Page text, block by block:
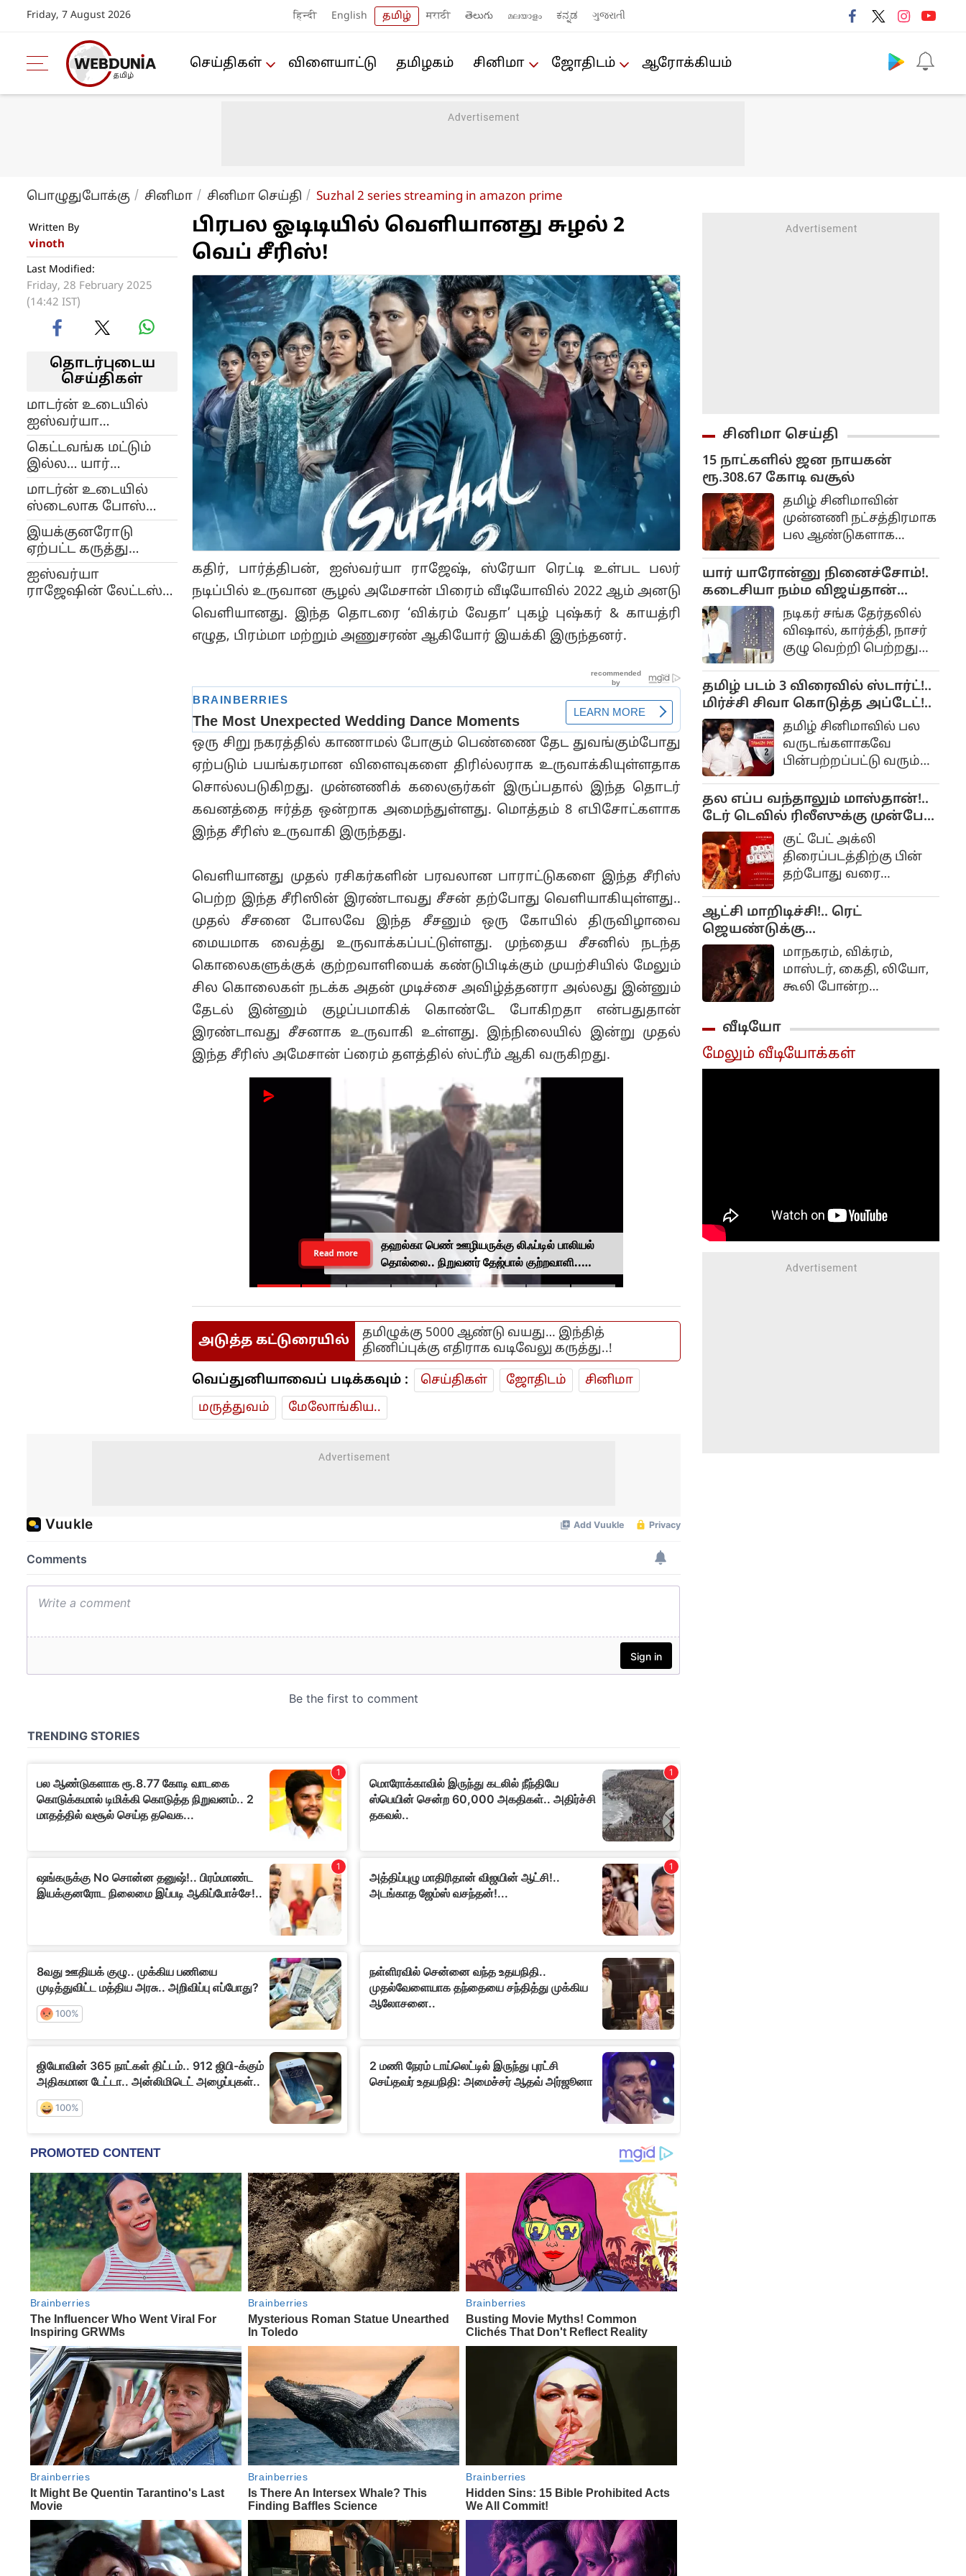
Friday, 7 August 2026 हिन्दी English தமிழ் मराठी తెలుగు മലയാളം ಕನ್ನಡ ગુજરાતી
செய்திகள் விளையா‌ட்டு த‌மிழக‌ம் சினிமா ஜோ‌திட‌ம் ஆரோக்கியம்
பொழுதுபோக்கு சினிமா சினிமா செய்தி Suzhal 2 series streaming in amazon prime
Written By
vinoth
Last Modified:
Friday, 28 February 2025
(14:42 IST)
தொடர்புடைய
செய்திகள்
மாடர்ன் உடையில்
ஐஸ்வர்யா
ராஜேஷின் அழகிய
புகைப்படங்கள்!
கெட்டவங்க மட்டும்
இல்ல… யார்
வேணும்னாலும்
கொல பண்ணலாம்…
எப்படி இருக்கிறது
சுழல் 2 டிரைலர்?
மாடர்ன் உடையில்
ஸ்டைலாக போஸ்
கொடுத்த ஐஸ்வர்யா
ராஜேஷ்!
இயக்குனரோடு
ஏற்பட்ட கருத்து
வேறுபாட்டால்
படத்தைக்
கைவிட்டாரா விஷ்ணு
ஐஸ்வர்யா
ராஜேஷின் லேட்டஸ்ட்
பிரபல ஓடிடியில் வெளியானது சுழல் 2
வெப் சீரிஸ்!
கதிர், பார்த்திபன், ஐஸ்வர்யா ராஜேஷ், ஸ்ரேயா ரெட்டி உள்பட பலர்
நடிப்பில் உருவான சூழல் அமேசான் பிரைம் வீடியோவில் 2022 ஆம் அனடு
வெளியானது. இந்த தொடரை ‘விக்ரம் வேதா’ புகழ் புஷ்கர் & காயத்ரி
எழுத, பிரம்மா மற்றும் அணுசரண் ஆகியோர் இயக்கி இருந்தனர்.
ஒரு சிறு நகரத்தில் காணாமல் போகும் பெண்ணை தேட துவங்கும்போது
ஏற்படும் பயங்கரமான விளைவுகளை திரில்லராக உருவாக்கியுள்ளதாக
சொல்லபடுகிறது. முன்னணிக் கலைஞர்கள் இருப்பதால் இந்த தொடர்
கவனத்தை ஈர்த்த ஒன்றாக அமைந்துள்ளது. மொத்தம் 8 எபிசோட்களாக
இந்த சீரிஸ் உருவாகி இருந்தது.
வெளியானது முதல் ரசிகர்களின் பரவலான பாராட்டுகளை இந்த சீரிஸ்
பெற்ற இந்த சீரிஸின் இரண்டாவது சீசன் தற்போது வெளியாகியுள்ளது..
முதல் சீசனை போலவே இந்த சீசனும் ஒரு கோயில் திருவிழாவை
மையமாக வைத்து உருவாக்கப்பட்டுள்ளது. முந்தைய சீசனில் நடந்த
கொலைகளுக்குக் குற்றவாளியைக் கண்டுபிடிக்கும் முயற்சியில் மேலும்
சில கொலைகள் நடக்க அதன் முடிச்சை அவிழ்த்தனரா அல்லது இன்னும்
தேடல் இன்னும் குழப்பமாகிக் கொண்டே போகிறதா என்பதுதான்
இரண்டாவது சீசனாக உருவாகி உள்ளது. இந்நிலையில் இன்று முதல்
இந்த சீரிஸ் அமேசான் ப்ரைம் தளத்தில் ஸ்ட்ரீம் ஆகி வருகிறது.
தஹல்கா பெண் ஊழியருக்கு லிஃப்டில் பாலியல்
தொல்லை.. நிறுவனர் தேஜ்பால் குற்றவாளி..
நீதிமன்றம் தீர்ப்பு..
Read more
அடுத்த கட்டுரையில்
தமிழுக்கு 5000 ஆண்டு வயது… இந்தித்
திணிப்புக்கு எதிராக வடிவேலு கருத்து..!
வெப்துனியாவைப் படிக்கவும் : செய்திகள் ஜோ‌திட‌ம்
சினிமா
மரு‌த்துவ‌ம்
மேலோங்கிய..
சினிமா செய்தி
15 நாட்களில் ஜன நாயகன்
ரூ.308.67 கோடி வசூல்
தமிழ் சினிமாவின்
முன்னணி நட்சத்திரமாக
பல ஆண்டுகளாக
வரும் தளபதி விஜய்,
அரசியலில் முழுநேரமாக
கவனம் செலுத்தும்
யார் யாரோன்னு நினைச்சோம்!.
கடைசியா நம்ம விஜய்தான்
திறந்துவைப்பார்!. விஷால்
நெகிழ்ச்சி!..
நடிகர் சங்க தேர்தலில்
விஷால், கார்த்தி, நாசர்
குழு வெற்றி பெற்றதுமே
கட்டிடத்தை கட்டி
முடிப்போம்.
தமிழ் படம் 3 விரைவில் ஸ்டார்ட்!..
மிர்ச்சி சிவா கொடுத்த அப்டேட்!..
தமிழ் சினிமாவில் பல
வருடங்களாகவே
பின்பற்றப்பட்டு வரும்
மையமாக வைத்து
உருவாக்கப்பட்ட
திரைப்படம் தமிழ் படம்.
இந்த படத்தை சி.எஸ்
அமுதன் இயக்க மிர்ச்சி
சிவா கதாநாயகனாக
நடித்திருந்தார்.
தல எப்ப வந்தாலும் மாஸ்தான்!..
டேர் டெவில் ரிலீஸுக்கு முன்பே
185 கோடி பிஸ்னஸ்!..
குட் பேட் அக்லி
திரைப்படத்திற்கு பின்
தற்போது வரை
துவங்கப்படவில்லை.
ஆட்சி மாறிடிச்சி!.. ரெட்
ஜெயண்டுக்கு
பயப்படமாட்டோம்!.. DC-க்கு வந்த
சிக்கல்!..
மாநகரம், விக்ரம்,
மாஸ்டர், கைதி, லியோ,
கூலி போன்ற
நடித்திருக்கும்
திரைப்படம் டிசி.
வீடியோ
மேலும் வீடியோக்கள்